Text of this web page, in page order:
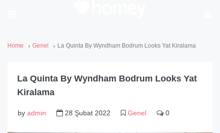
Home Genel La Quinta By Wyndham Bodrum Looks Yat Kiralama
La Quinta By Wyndham Bodrum Looks Yat
Kiralama
by admin 28 Şubat 2022 Genel 0